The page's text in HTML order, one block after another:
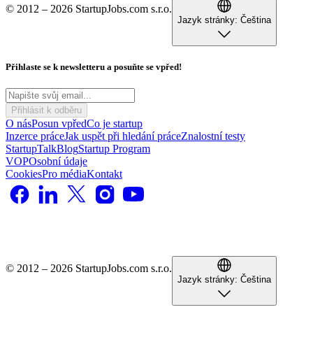
© 2012 – 2026 StartupJobs.com s.r.o.
Jazyk stránky: Čeština
Přihlaste se k newsletteru a posuňte se vpřed!
Přihlásit k odběru
O násPosun vpředCo je startup
Inzerce práceJak uspět při hledání práceZnalostní testy
StartupTalkBlogStartup Program
VOPOsobní údaje
CookiesPro médiaKontakt
© 2012 – 2026 StartupJobs.com s.r.o.
Jazyk stránky: Čeština